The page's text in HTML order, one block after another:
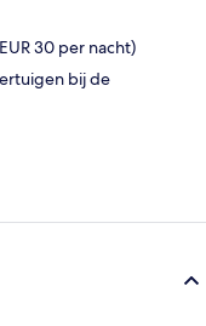
30 per nacht)
bij de